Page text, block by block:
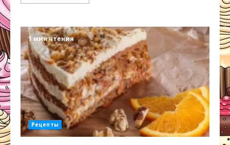
1 мин чтения
Рецепты